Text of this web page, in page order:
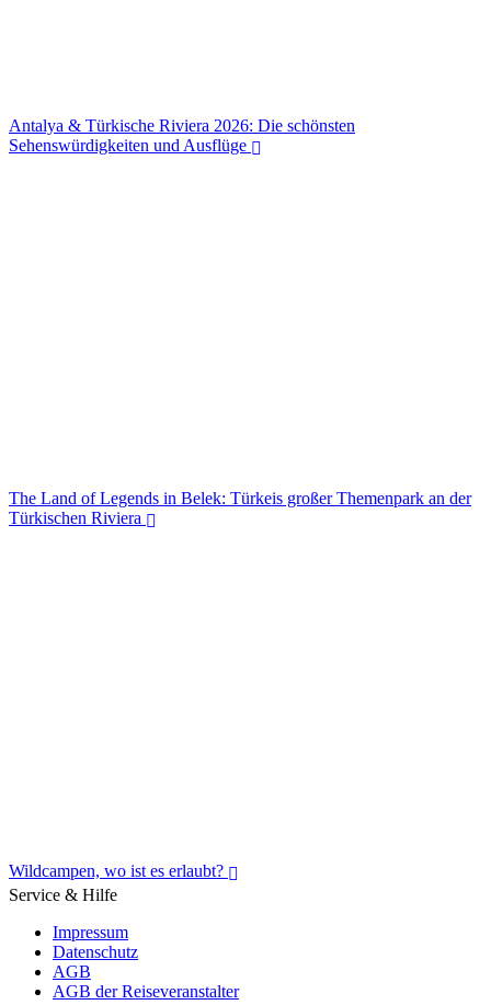
Antalya & Türkische Riviera 2026: Die schönsten
Sehenswürdigkeiten und Ausflüge
The Land of Legends in Belek: Türkeis großer Themenpark an der
Türkischen Riviera
Wildcampen, wo ist es erlaubt?
Service & Hilfe
Impressum
Datenschutz
AGB
AGB der Reiseveranstalter